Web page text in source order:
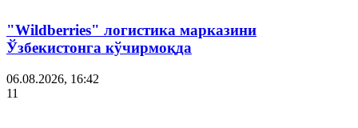
"Wildberries" логистика марказини
Ўзбекистонга кўчирмоқда
06.08.2026, 16:42
11